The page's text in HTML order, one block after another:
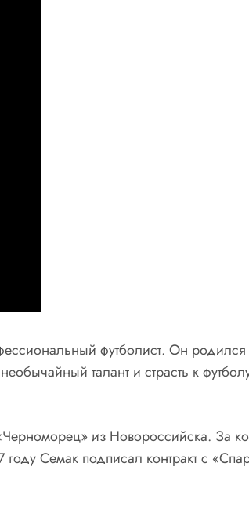
футболист. Он родился
талант и страсть к
из Новороссийска. За
Семак подписал контракт с